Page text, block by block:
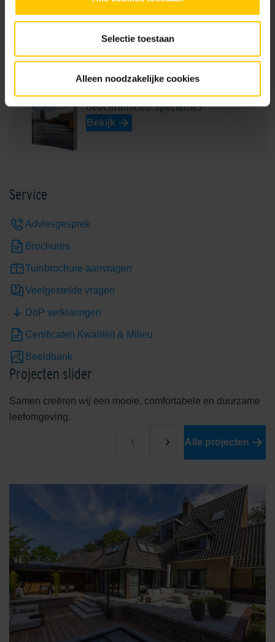
Selectie toestaan
Alleen noodzakelijke cookies
GeoCeramica® Kleurenwaaier
GeoCeramica® Specialties
Bekijk
Service
Adviesgesprek
Brochures
Tuinbrochure aanvragen
Veelgestelde vragen
DoP verklaringen
Certificaten Kwaliteit & Milieu
Beeldbank
Projecten slider
Samen creëren wij een mooie, comfortabele en duurzame
leefomgeving.
Alle projecten